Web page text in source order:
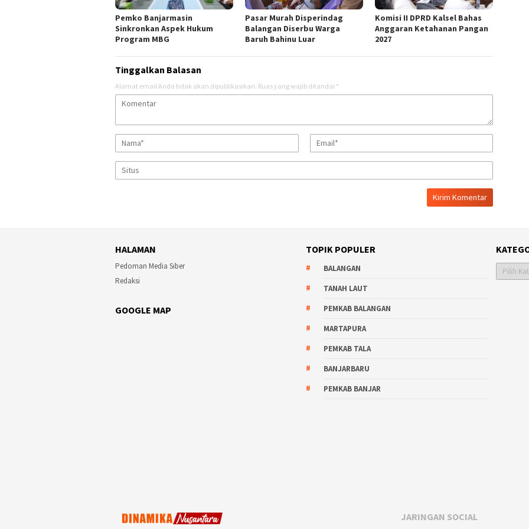
Pemko Banjarmasin
Sinkronkan Aspek Hukum
Program MBG
Pasar Murah Disperindag
Balangan Diserbu Warga
Baruh Bahinu Luar
Komisi II DPRD Kalsel Bahas
Anggaran Ketahanan Pangan
2027
Tinggalkan Balasan
Alamat email Anda tidak akan dipublikasikan. Ruas yang wajib ditandai *
HALAMAN
Pedoman Media Siber
Redaksi
GOOGLE MAP
TOPIK POPULER
BALANGAN
TANAH LAUT
PEMKAB BALANGAN
MARTAPURA
PEMKAB TALA
BANJARBARU
PEMKAB BANJAR
Kategori
JARINGAN SOCIAL